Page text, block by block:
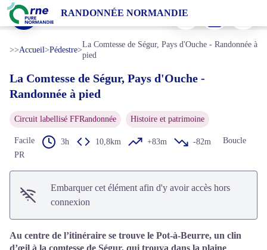
RANDONNÉE NORMANDIE
La Comtesse de Ségur, Pays d'Ouche - Randonnée à pied
Voir l'image en plein écran
Imprimer
>>Accueil>Pédestre>
La Comtesse de Ségur, Pays d'Ouche - Randonnée à
pied
La Comtesse de Ségur, Pays d'Ouche -
Randonnée à pied
Circuit labellisé FFRandonnée Histoire et patrimoine
Facile 3h 10,8km +83m -82m
Boucle
PR
Embarquer cet élément afin d'y avoir accès hors
connexion
Au centre de l’itinéraire se trouve le Pot-à-Beurre, un clin
d’œil à la comtesse de Ségur, qui trouva dans la plaine